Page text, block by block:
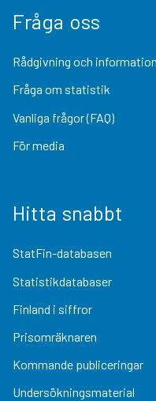
Fråga oss
Rådgivning och
Fråga om statistik
Vanliga frågor (FAQ)
För media
Hitta snabbt
StatFin-databasen
Statistikdatabaser
Finland i siffror
Prisomräknaren
Kommande publiceringar
Undersökningsmaterial